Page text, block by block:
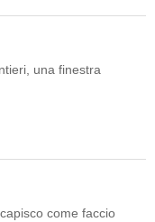
una finestra
come faccio